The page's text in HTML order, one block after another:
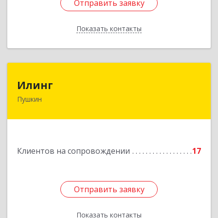
Отправить заявку
Показать контакты
Отправить заявку
Назад
Илинг
Пушкин
Клиентов на сопровождении 17
Отправить заявку
Показать контакты
Подробнее
Отправить заявку
Назад